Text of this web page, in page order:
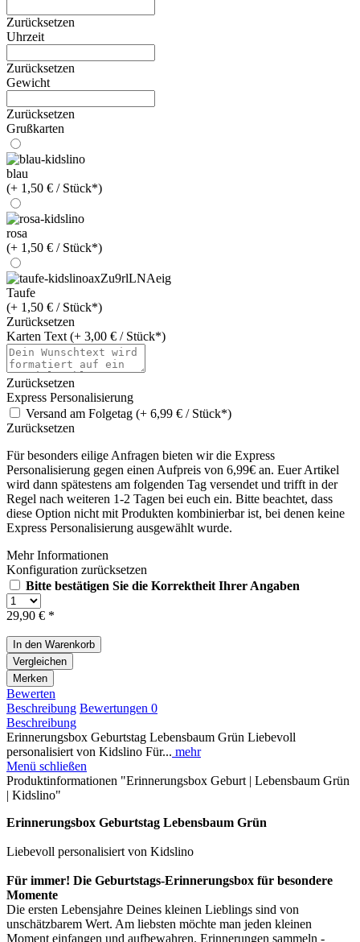
Zurücksetzen
Uhrzeit
Zurücksetzen
Gewicht
Zurücksetzen
Grußkarten
blau
(+ 1,50 € / Stück*)
rosa
(+ 1,50 € / Stück*)
Taufe
(+ 1,50 € / Stück*)
Zurücksetzen
Karten Text (+ 3,00 € / Stück*)
Zurücksetzen
Express Personalisierung
Versand am Folgetag (+ 6,99 € / Stück*)
Zurücksetzen
Für besonders eilige Anfragen bieten wir die Express
Personalisierung gegen einen Aufpreis von 6,99€ an. Euer Artikel
wird dann spätestens am folgenden Tag versendet und trifft in der
Regel nach weiteren 1-2 Tagen bei euch ein. Bitte beachtet, dass
diese Option nicht mit Produkten kombinierbar ist, bei denen keine
Express Personalisierung ausgewählt wurde.
Mehr Informationen
Konfiguration zurücksetzen
Bitte bestätigen Sie die Korrektheit Ihrer Angaben
29,90 € *
In den Warenkorb
Vergleichen
Merken
Bewerten
Beschreibung Bewertungen 0
Beschreibung
Erinnerungsbox Geburtstag Lebensbaum Grün Liebevoll
personalisiert von Kidslino Für... mehr
Menü schließen
Produktinformationen "Erinnerungsbox Geburt | Lebensbaum Grün
| Kidslino"
Erinnerungsbox Geburtstag Lebensbaum Grün
Liebevoll personalisiert von Kidslino
Für immer! Die Geburtstags-Erinnerungsbox für besondere
Momente
Die ersten Lebensjahre Deines kleinen Lieblings sind von
unschätzbarem Wert. Am liebsten möchte man jeden kleinen
Moment einfangen und aufbewahren. Erinnerungen sammeln -